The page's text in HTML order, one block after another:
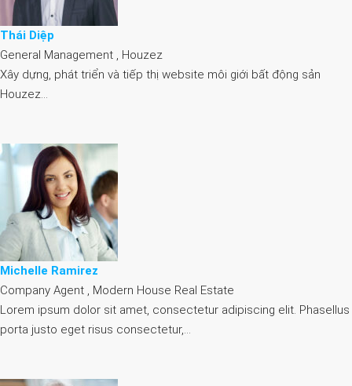
Thái Diệp
General Management , Houzez
Xây dựng, phát triển và tiếp thị website môi giới bất động sản
Houzez…
Michelle Ramirez
Company Agent , Modern House Real Estate
Lorem ipsum dolor sit amet, consectetur adipiscing elit. Phasellus
porta justo eget risus consectetur,…